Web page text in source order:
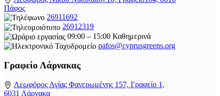
Πάφος
26911692
26912319
09:00 – 15:00 Καθημερινά
pafos@cyprusgreens.org
Γραφείο Λάρνακας
Λεωφόρος Αγίας Φανερωμένης 157, Γραφείο 1,
6031 Λάρνακα